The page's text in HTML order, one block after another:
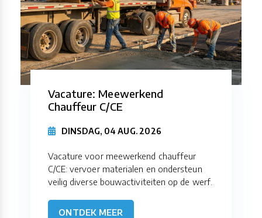
Vacature: Meewerkend
Chauffeur C/CE
DINSDAG, 04 AUG. 2026
Vacature voor meewerkend chauffeur
C/CE: vervoer materialen en ondersteun
veilig diverse bouwactiviteiten op de werf.
ONTDEK MEER